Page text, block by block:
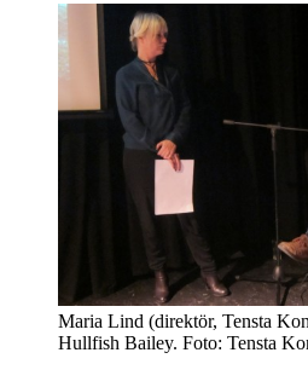
Maria Lind (direktör, Tensta
Hullfish Bailey. Foto: Tensta